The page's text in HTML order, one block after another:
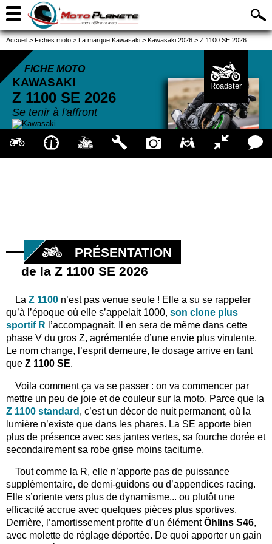
Accueil > Fiches moto > La marque Kawasaki > Kawasaki 2026 > Z 1100 SE 2026
FICHE MOTO
KAWASAKI
Z 1100 SE 2026
Se tenir à l'affront
Roadster
PRÉSENTATION
de la Z 1100 SE 2026
La Z 1100 n’est pas venue seule ! Elle a su se rappeler
qu’à l’époque où elle s’appelait 1000, son clone plus
sportif R l’accompagnait. Il en sera de même dans cette
phase V du gros Z, agrémentée d’une envie plus virulente.
Le nom change, l’esprit demeure, le dosage arrive en tant
que Z 1100 SE.
Voila comment ça va se passer : on va commencer par
mettre un peu de joie et de couleur sur la moto. Parce que la
Z 1100 standard , c’est un décor de nuit permanent, où la
lumière n’existe que dans les phares. La SE apporte bien
plus de présence avec ses jantes vertes, sa fourche dorée et
secondairement sa robe grise moins taciturne.
Tout comme la R, elle n’apporte pas de puissance
supplémentaire, de demi-guidons ou d’appendices racing.
Elle s’oriente vers plus de dynamisme... ou plutôt une
efficacité accrue avec quelques pièces plus sportives.
Derrière, l’amortissement profite d’un élémentÖhlins S46,
avec molette de réglage déportée. De quoi apporter un gain